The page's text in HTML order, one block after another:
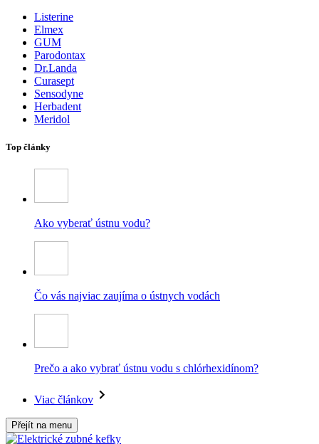
Listerine
Elmex
GUM
Parodontax
Dr.Landa
Curasept
Sensodyne
Herbadent
Meridol
Top články
Ako vyberať ústnu vodu?
Čo vás najviac zaujíma o ústnych vodách
Prečo a ako vybrať ústnu vodu s chlórhexidínom?
Viac článkov
Přejít na menu